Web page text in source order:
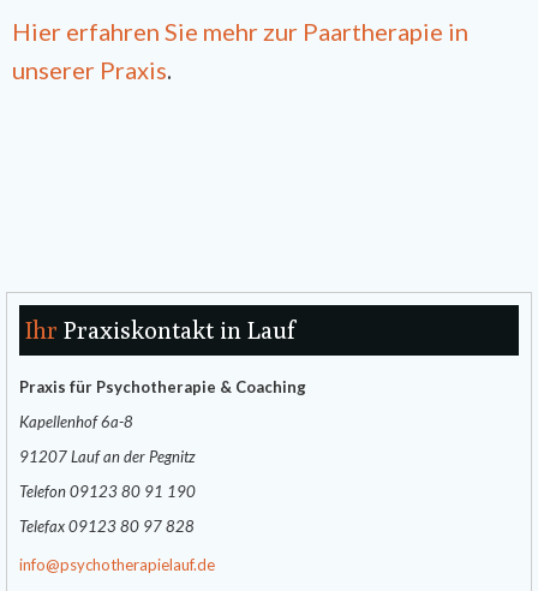
Hier erfahren Sie mehr zur Paartherapie in
unserer Praxis.
Ihr Praxiskontakt in Lauf
Praxis für Psychotherapie & Coaching
Kapellenhof 6a-8
91207 Lauf an der Pegnitz
Telefon 09123 80 91 190
Telefax 09123 80 97 828
info@psychotherapielauf.de